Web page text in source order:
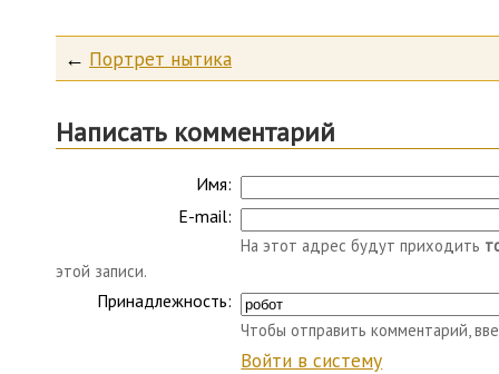
← Портрет нытика
Написать комментарий
Имя:
E-mail:
На этот адрес будут приходить
этой записи.
Принадлежность:
Чтобы отправить комментарий,
Войти в систему